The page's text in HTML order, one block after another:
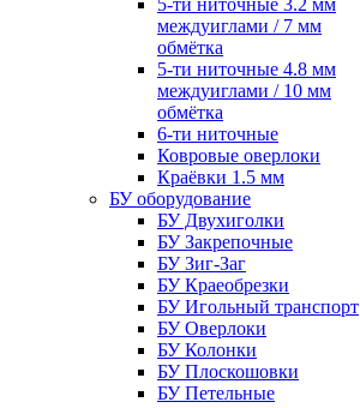
5-ти ниточные 3.2 мм
междуиглами / 7 мм
обмётка
5-ти ниточные 4.8 мм
междуиглами / 10 мм
обмётка
6-ти ниточные
Ковровые оверлоки
Краёвки 1.5 мм
БУ оборудование
БУ Двухиголки
БУ Закрепочные
БУ Зиг-Заг
БУ Краеобрезки
БУ Игольный транспорт
БУ Оверлоки
БУ Колонки
БУ Плоскошовки
БУ Петельные